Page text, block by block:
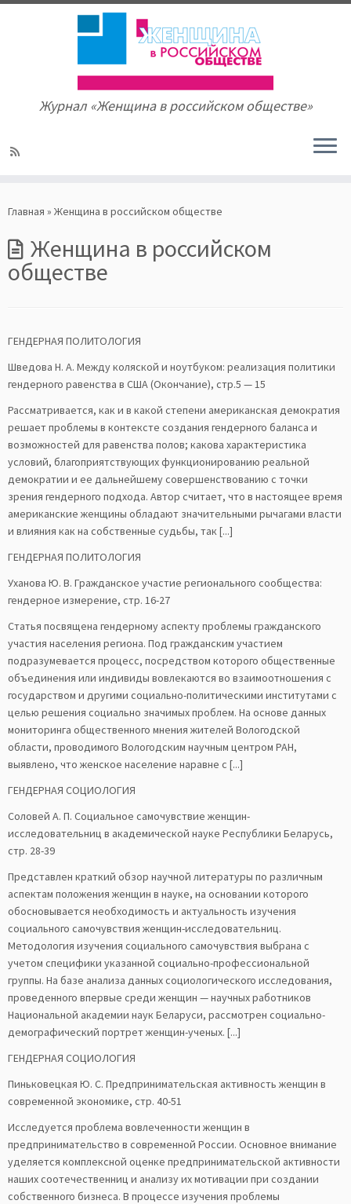
to
Журнал «Женщина в российском обществе»
Главная » Женщина в российском обществе
Женщина в российском
обществе
ГЕНДЕРНАЯ ПОЛИТОЛОГИЯ
Шведова Н. А. Между коляской и ноутбуком: реализация политики
гендерного равенства в США (Окончание), стр.5 — 15
Рассматривается, как и в какой степени американская демократия
решает проблемы в контексте создания гендерного баланса и
возможностей для равенства полов; какова характеристика
условий, благоприятствующих функционированию реальной
демократии и ее дальнейшему совершенствованию с точки
зрения гендерного подхода. Автор считает, что в настоящее время
американские женщины обладают значительными рычагами власти
и влияния как на собственные судьбы, так [...]
ГЕНДЕРНАЯ ПОЛИТОЛОГИЯ
Уханова Ю. В. Гражданское участие регионального сообщества:
гендерное измерение, стр. 16-27
Статья посвящена гендерному аспекту проблемы гражданского
участия населения региона. Под гражданским участием
подразумевается процесс, посредством которого общественные
объединения или индивиды вовлекаются во взаимоотношения с
государством и другими социально-политическими институтами с
целью решения социально значимых проблем. На основе данных
мониторинга общественного мнения жителей Вологодской
области, проводимого Вологодским научным центром РАН,
выявлено, что женское население наравне с [...]
ГЕНДЕРНАЯ СОЦИОЛОГИЯ
Соловей А. П. Социальное самочувствие женщин-
исследовательниц в академической науке Республики Беларусь,
стр. 28-39
Представлен краткий обзор научной литературы по различным
аспектам положения женщин в науке, на основании которого
обосновывается необходимость и актуальность изучения
социального самочувствия женщин-исследовательниц.
Методология изучения социального самочувствия выбрана с
учетом специфики указанной социально-профессиональной
группы. На базе анализа данных социологического исследования,
проведенного впервые среди женщин — научных работников
Национальной академии наук Беларуси, рассмотрен социально-
демографический портрет женщин-ученых. [...]
ГЕНДЕРНАЯ СОЦИОЛОГИЯ
Пиньковецкая Ю. С. Предпринимательская активность женщин в
современной экономике, стр. 40-51
Исследуется проблема вовлеченности женщин в
предпринимательство в современной России. Основное внимание
уделяется комплексной оценке предпринимательской активности
наших соотечественниц и анализу их мотивации при создании
собственного бизнеса. В процессе изучения проблемы